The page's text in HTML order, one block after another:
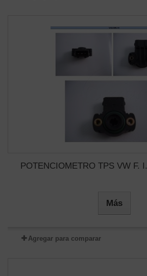
POTENCIOMETRO TPS VW F.
Más
Agregar para comparar